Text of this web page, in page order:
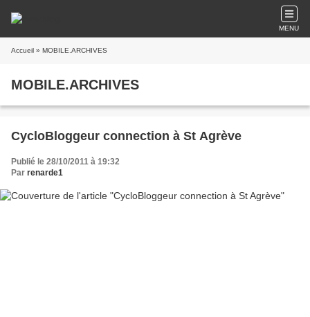
MENU
Accueil » MOBILE.ARCHIVES
MOBILE.ARCHIVES
CycloBloggeur connection à St Agrève
Publié le 28/10/2011 à 19:32
Par renarde1